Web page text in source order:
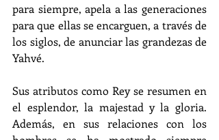
para siempre, apela a las generaciones
para que ellas se encarguen, a través de
los siglos, de anunciar las grandezas de
Yahvé.
Sus atributos como Rey se resumen en
el esplendor, la majestad y la gloria.
Además, en sus relaciones con los